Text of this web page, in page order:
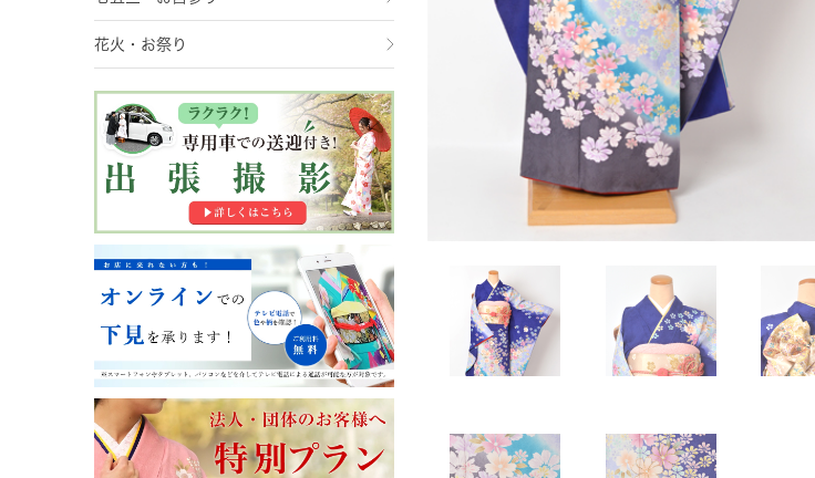
花火・お祭り